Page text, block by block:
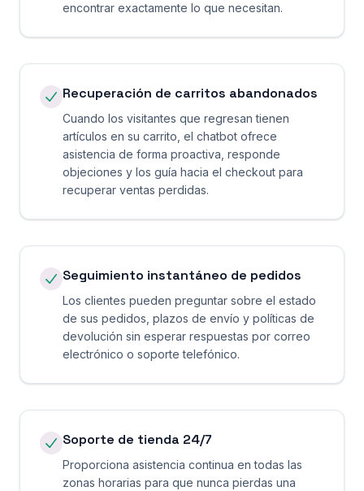
encontrar exactamente lo que necesitan.
Recuperación de carritos abandonados
Cuando los visitantes que regresan tienen
artículos en su carrito, el chatbot ofrece
asistencia de forma proactiva, responde
objeciones y los guía hacia el checkout para
recuperar ventas perdidas.
Seguimiento instantáneo de pedidos
Los clientes pueden preguntar sobre el estado
de sus pedidos, plazos de envío y políticas de
devolución sin esperar respuestas por correo
electrónico o soporte telefónico.
Soporte de tienda 24/7
Proporciona asistencia continua en todas las
zonas horarias para que nunca pierdas una